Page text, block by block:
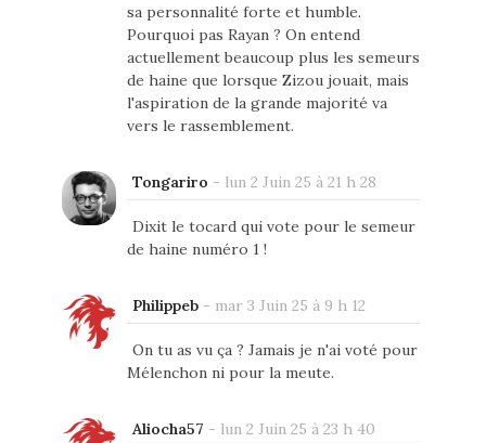
sa personnalité forte et humble.
Pourquoi pas Rayan ? On entend
actuellement beaucoup plus les semeurs
de haine que lorsque Zizou jouait, mais
l'aspiration de la grande majorité va
vers le rassemblement.
Tongariro - lun 2 Juin 25 à 21 h 28
Dixit le tocard qui vote pour le semeur
de haine numéro 1 !
Philippeb- mar 3 Juin 25 à 9 h 12
On tu as vu ça ? Jamais je n'ai voté pour
Mélenchon ni pour la meute.
Aliocha57 - lun 2 Juin 25 à 23 h 40